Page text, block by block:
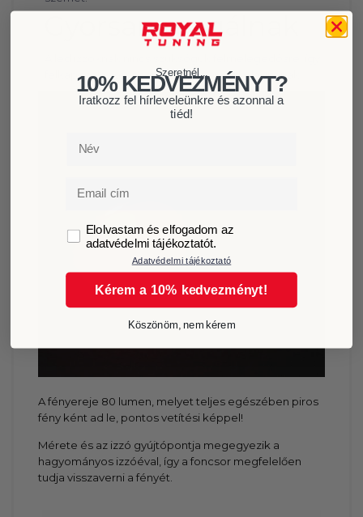
Gyorsan reagálnak
felkapcsoláskor azonnal teljes erővel világítanak.
A fényereje 80 lumen, melyet teljes egészében piros
fény ként ad le, pontos vetítési képpel!
Mérete és az izzó gyújtópontja megegyezik a
hagyományos izzóéval, így a foncsor megfelelően
tudja visszaverni a fényét.
Szeretnél...
10% KEDVEZMÉNYT?
Iratkozz fel hírleveleünkre és azonnal a
tiéd!
Név
Email
GDPRElolvastam és elfogadom az
adatvédelmi tájékoztatót.
Adatvédelmi tájékoztató
Kérem a 10% kedvezményt!
Köszönöm, nem kérem